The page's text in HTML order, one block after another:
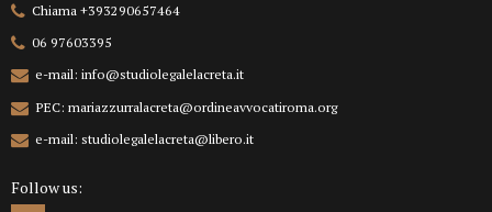
Chiama +393290657464
06 97603395
e-mail: info@studiolegalelacreta.it
PEC: mariazzurralacreta@ordineavvocatiroma.org
e-mail: studiolegalelacreta@libero.it
Follow us: